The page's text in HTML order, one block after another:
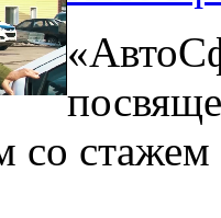
со стажем